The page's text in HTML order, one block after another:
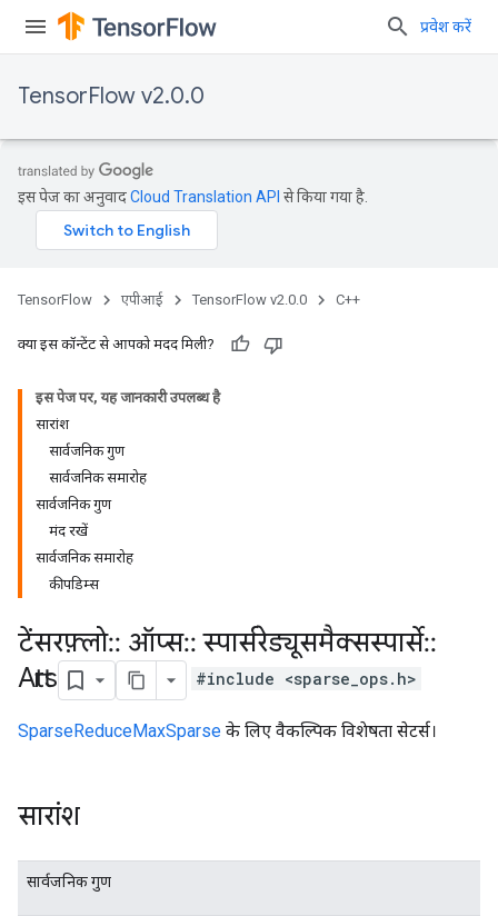
प्रवेश करें
TensorFlow v2.0.0
इस पेज का अनुवादCloud Translation API से किया गया है.
TensorFlow एपीआई TensorFlow v2.0.0 C++
क्या इस कॉन्टेंट से आपको मदद मिली?
इस पेज पर, यह जानकारी उपलब्ध है
सारांश
सार्वजनिक गुण
सार्वजनिक समारोह
सार्वजनिक गुण
मंद रखें
सार्वजनिक समारोह
कीपडिम्स
टेंसरफ़्लो:: ऑप्स:: स्पार्सरेड्यूसमैक्सस्पार्से::
Attrs
#include <sparse_ops.h>
SparseReduceMaxSparse के लिए वैकल्पिक विशेषता सेटर्स।
सारांश
सार्वजनिक गुण